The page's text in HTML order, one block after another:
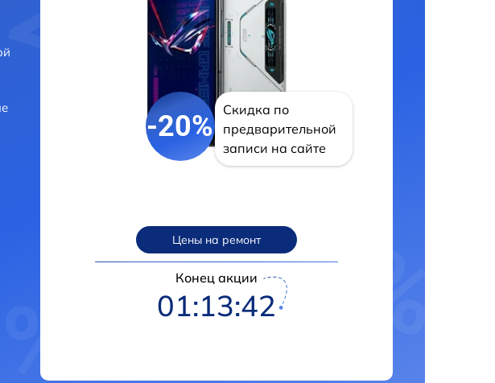
-20%
Скидка по
предварительной
записи на сайте
Цены на ремонт
Конец акции
01:13:41